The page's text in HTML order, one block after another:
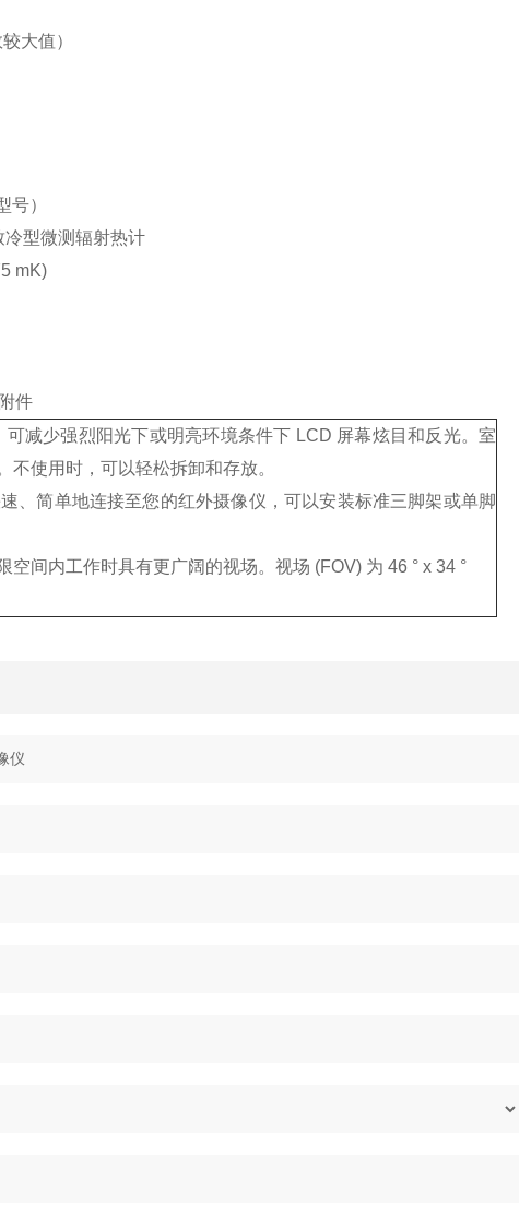
大值）
号）
型微测辐射热计
mK)
件
减少强烈阳光下或明亮环境条件下 LCD 屏幕炫目和反光。室
使用时，可以轻松拆卸和存放。
、简单地连接至您的红外摄像仪，可以安装标准三脚架或单脚
间内工作时具有更广阔的视场。 视场 (FOV) 为 46 ° x 34 °